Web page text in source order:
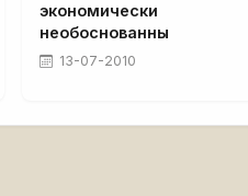
экономически
необоснованны
13-07-2010